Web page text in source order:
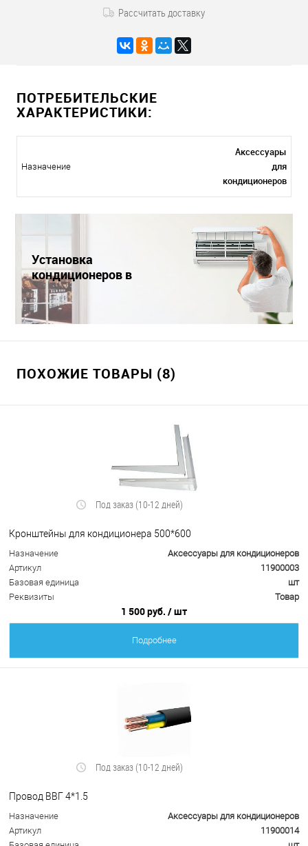
Рассчитать доставку
ПОТРЕБИТЕЛЬСКИЕ
ХАРАКТЕРИСТИКИ:
Назначение
Аксессуары
для
кондиционеров
Установка
кондиционеров в
Краснодаре
ПОХОЖИЕ ТОВАРЫ (8)
Под заказ (10-12 дней)
Кронштейны для кондиционера 500*600
Назначение
Аксессуары для кондиционеров
Артикул
11900003
Базовая единица
шт
Реквизиты
Товар
1 500 руб. / шт
Подробнее
Под заказ (10-12 дней)
Провод ВВГ 4*1.5
Назначение
Аксессуары для кондиционеров
Артикул
11900014